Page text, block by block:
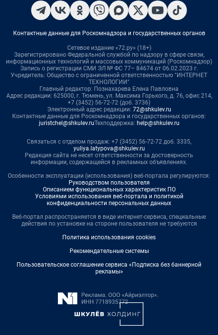
Контактные данные для Роскомнадзора и государственных органов
Сетевое издание «72.ру» (18+)
Зарегистрировано Федеральной службой по надзору в сфере связи,
информационных технологий и массовых коммуникаций (Роскомнадзор)
Запись о регистрации СМИ ЭЛ № ФС 77– 84674 от 06.02.2023 г.
Учредитель: Общество с ограниченной ответственностью "ИНТЕРНЕТ
ТЕХНОЛОГИИ"
Главный редактор: Познахарева Елена Павловна
Адрес редакции: 625000, г. Тюмень, ул. Максима Горького, д. 76, офис 214,
+7 (3452) 56-72-72 (доб. 3736)
Электронный адрес редакции: 72@shkulev.ru
Контактные данные для Роскомнадзора и государственных органов:
juristchel@shkulev.ruТехподдержка: help@shkulev.ru
Связаться с отделом продаж: +7 (3452) 56-72-72 доб. 3335,
yuliya.latypova@shkulev.ru
Редакция сайта не несет ответственности за достоверность
информации, содержащейся в рекламных объявлениях.
Особенности эксплуатации (использования) веб-портала регулируются:
Руководством пользователя
Описанием функциональных характеристик ПО
Условиями использования веб-портала и политикой
конфиденциальности персональных данных
Веб-портал распространяется в виде интернет-сервиса, специальные
действия по установке на стороне пользователя не требуются
Политика использования cookies
Рекомендательные системы
Пользовательское соглашение сервиса «Подписка без баннерной
рекламы»